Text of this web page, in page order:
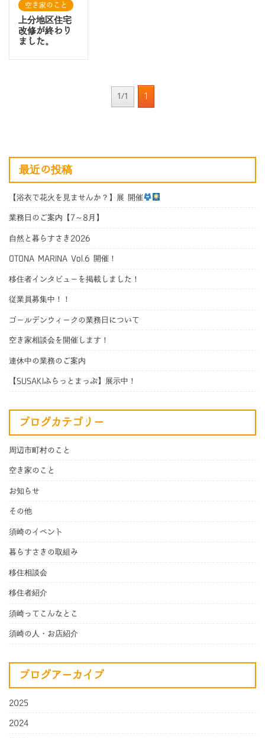
空き家のこと
上分地区住宅
改修が終わり
ました。
1/1 1
最近の投稿
【浴衣で花火を見ませんか？】展 開催
業務日のご案内【7～8月】
自然と暮らすさき2026
OTONA MARINA Vol.6 開催！
移住者インタビューを掲載しました！
従業員募集中！！
ゴールデンウィークの業務日について
空き家相談会を開催します！
連休中の業務のご案内
【SUSAKIふらっとまっぷ】展示中！
ブログカテゴリー
周辺市町村のこと
空き家のこと
お知らせ
その他
須崎のイベント
暮らすさきの取組み
移住相談会
移住者紹介
須崎ってこんなとこ
須崎の人・お店紹介
ブログアーカイブ
2025
2024